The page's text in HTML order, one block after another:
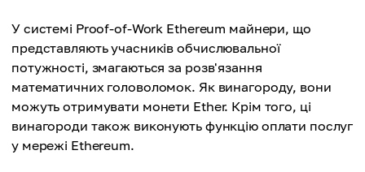
У системі Proof-of-Work Ethereum майнери, що
представляють учасників обчислювальної
потужності, змагаються за розв'язання
математичних головоломок. Як винагороду, вони
можуть отримувати монети Ether. Крім того, ці
винагороди також виконують функцію оплати послуг
у мережі Ethereum.